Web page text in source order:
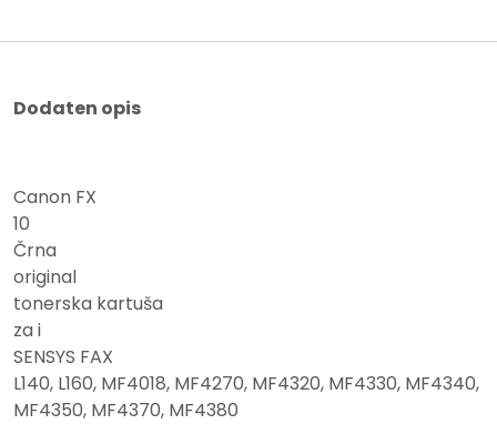
Dodaten opis
Canon FX
10
Črna
original
tonerska kartuša
za i
SENSYS FAX
L140, L160, MF4018, MF4270, MF4320, MF4330, MF4340,
MF4350, MF4370, MF4380